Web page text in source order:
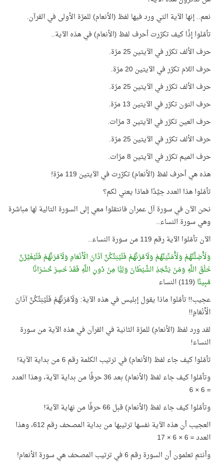
نعم.. إنها الآية التي ورد فيها لفظ (الأنعام) للمرّة الأولى في القرآن.
تأمّلوا إذًا كيف تكرّرت أحرف لفظ (الأنعام) في هذه الآية..
حرف الألف تكرّر في الآيتين 25 مرّة.
حرف اللام تكرّر في الآيتين 20 مرّة.
حرف الألف تكرّر في الآيتين 25 مرّة.
حرف النون تكرّر في الآيتين 13 مرّة.
حرف العين تكرّر في الآيتين 3 مرّات.
حرف الألف تكرّر في الآيتين 25 مرّة.
حرف الميم تكرّر في الآيتين 8 مرّات.
هذه هي أحرف لفظ (الأنعام) تكرّرت في الآيتين 119 مرّة!
تأمّلوا هذا العدد جيِّدًا فماذا يعني لكم؟
نحن الآن في سورة آل عمران فانتقلوا معي إلى السورة التالية لها مباشرة
وهي سورة النساء..
الآن تأمّلوا الآية رقم 119 من سورة النساء..
وَلَأُضِلَّنَّهُمْ وَلَأُمَنِّيَنَّهُمْ وَلَآمُرَنَّهُمْ فَلَيُبَتِّكُنَّ آذَانَ الْأَنْعَامِ وَلَآمُرَنَّهُمْ فَلَيُغَيِّرُنَّ
خَلْقَ اللَّهِ وَمَنْ يَتَّخِذِ الشَّيْطَانَ وَلِيًّا مِنْ دُونِ اللَّهِ فَقَدْ خَسِرَ خُسْرَانًا
مُبِينًا (119) النساء
عجيب!! تأمّلوا ماذا يقول إبليس في هذه الآية: وَلَآمُرَنَّهُمْ فَلَيُبَتِّكُنَّ آذَانَ
الْأَنْعَامِ!!
لقد ورد لفظ (الأنعام) للمرّة الثانية في القرآن في هذه الآية من سورة
النساء!
تأمّلوا كيف جاء لفظ (الأنعام) في ترتيب الكلمة رقم 6 من بداية الآية!
وتأمّلوا كيف جاء لفظ (الأنعام) بعد 36 حرفًا من بداية الآية، وهذا العدد
= 6 × 6
وتأمّلوا كيف جاء لفظ (الأنعام) قبل 66 حرفًا من نهاية الآية!
العجيب أن هذه الآية نفسها ترتيبها من بداية المصحف رقم 612، وهذا
العدد = 6 × 6 × 17
وأنتم تعلمون أن السورة رقم 6 في ترتيب المصحف هي سورة الأنعام!